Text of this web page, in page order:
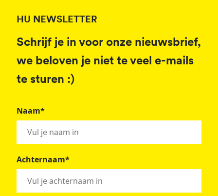
HU NEWSLETTER
Schrijf je in voor onze nieuwsbrief,
we beloven je niet te veel e-mails
te sturen :)
Naam*
Achternaam*